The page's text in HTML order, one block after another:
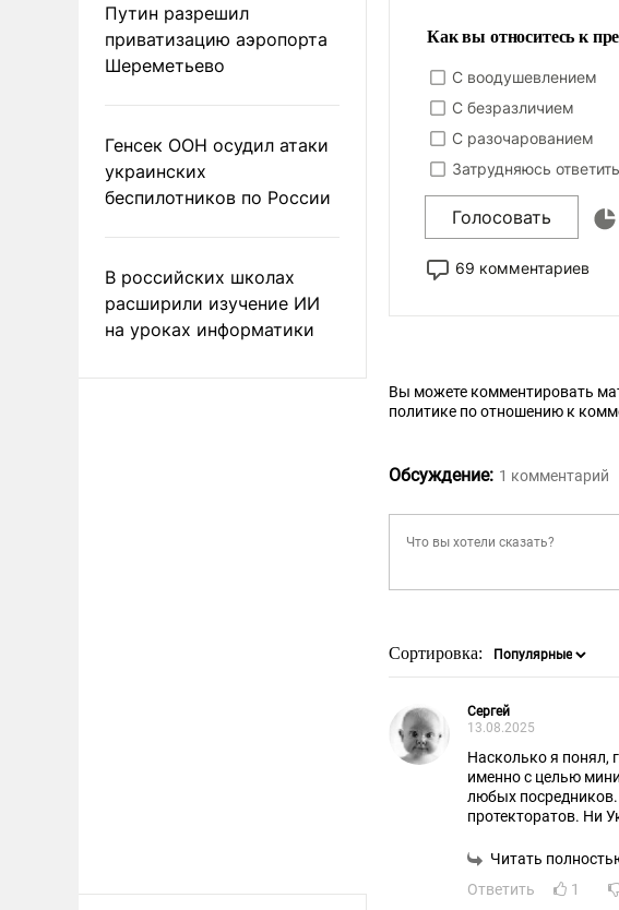
Путин разрешил
приватизацию аэропорта
Шереметьево
Генсек ООН осудил атаки
украинских
беспилотников по России
В российских школах
расширили изучение ИИ
на уроках информатики
Как вы относитесь к
С воодушевлением
С безразличием
С разочарованием
Затрудняюсь ответить
Голосовать
69 комментариев
Вы можете комментировать
политике по отношению к
Обсуждение: 1 комментарий
Сортировка:
Сергей
13.08.2025
Насколько я понял,
именно с целью
любых посредников.
протекторатов. Ни Украины, ни ЕС. Только суверены,
Читать
Ответить
1